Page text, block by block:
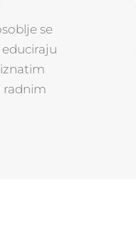
se
radnim